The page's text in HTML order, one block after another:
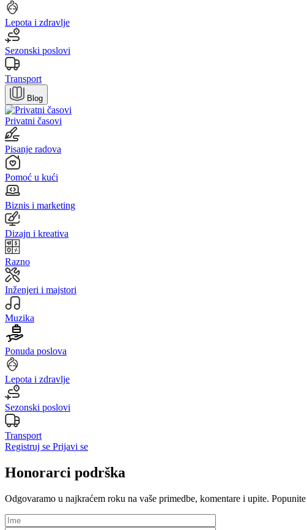
Lepota i zdravlje
Sezonski poslovi
Transport
Blog
Privatni časovi
Pisanje radova
Pomoć u kući
Biznis i marketing
Dizajn i kreativa
Razno
Inženjeri i majstori
Muzika
Ponuda poslova
Lepota i zdravlje
Sezonski poslovi
Transport
Registruj se Prijavi se
Honorarci podrška
Odgovaramo u najkraćem roku na vaše primedbe, komentare i upite.